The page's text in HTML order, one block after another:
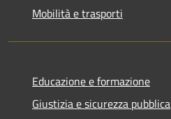
Mobilità e trasporti
Educazione e formazione
Giustizia e sicurezza pubblica